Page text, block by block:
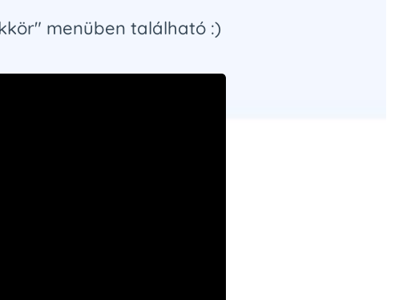
menüben található :)